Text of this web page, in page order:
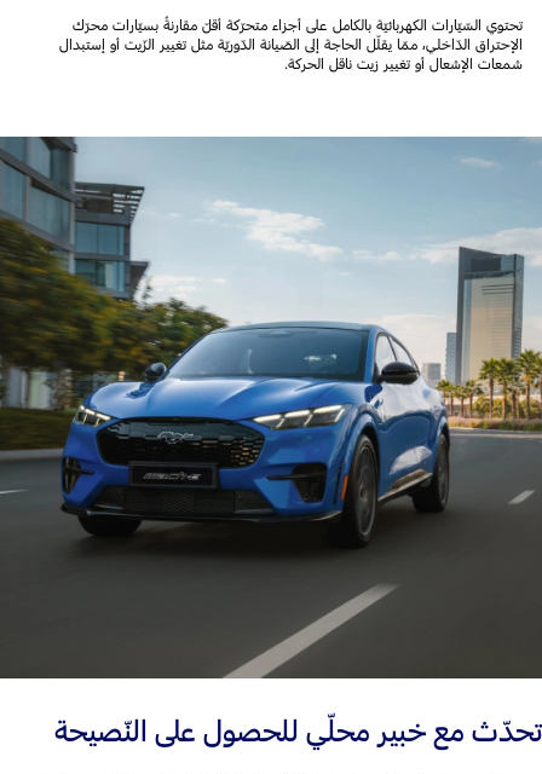
تحتوي السّيّارات الكهربائيّة بالكامل على أجزاء متحرّكة أقلّ مقارنةً بسيّارات محرّك
الإحتراق الدّاخلي، ممّا يقلّل الحاجة إلى الصّيانة الدّوريّة مثل تغيير الزّيت أو إستبدال
شمعات الإشعال أو تغيير زيت ناقل الحركة.
تحدّث مع خبير محلّي للحصول على النّصيحة